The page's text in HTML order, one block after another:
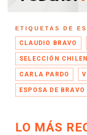
ETIQUETAS DE
CLAUDIO BRAVO
SELECCIÓN
CARLA PARDO
ESPOSA DE BRAVO
LO MÁS